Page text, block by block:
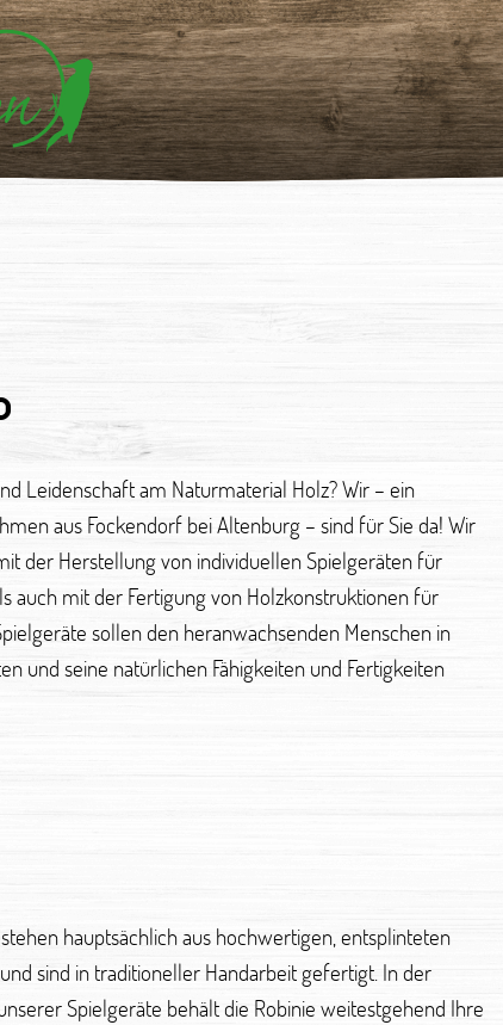
Leidenschaft am Naturmaterial Holz? Wir – ein
aus Fockendorf bei Altenburg – sind für Sie da! Wir
der Herstellung von individuellen Spielgeräten für
auch mit der Fertigung von Holzkonstruktionen für
sollen den heranwachsenden Menschen in
und seine natürlichen Fähigkeiten und Fertigkeiten
Wert darauf, dass dieses spielerische Lernen
stattfinden kann. Daher können wir von unserer
sind zu 100% naturnah, integrativ und individuell.
mehr über die Grundsätze und den Anspruch
hauptsächlich aus hochwertigen, entsplinteten
sind in traditioneller Handarbeit gefertigt. In der
Spielgeräte behält die Robinie weitestgehend Ihre